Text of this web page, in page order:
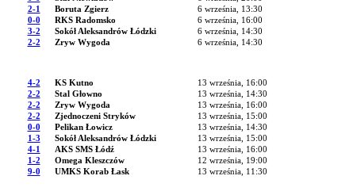
2-1 Boruta Zgierz
6 września, 13:30
0-0 RKS Radomsko
6 września, 16:00
3-2 Sokół Aleksandrów Łódzki
6 września, 14:30
2-2 Zryw Wygoda 6 września, 14:30
4-2 KS Kutno
13 września, 16:00
2-2 Stal Głowno
13 września, 14:30
2-2 Zryw Wygoda
13 września, 16:00
2-2 Zjednoczeni Stryków
13 września, 15:00
0-0 Pelikan Łowicz
13 września, 14:30
1-3 Sokół Aleksandrów Łódzki
13 września, 15:00
4-1 AKS SMS Łódź
13 września, 16:00
1-2 Omega Kleszczów
12 września, 19:00
9-0 UMKS Korab Łask 13 września, 11:30